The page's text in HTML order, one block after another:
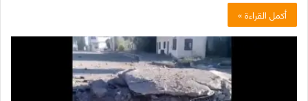
أكمل القراءة »